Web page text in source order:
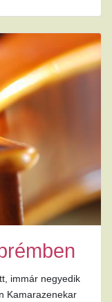
immár negyedik
Kamarazenekar